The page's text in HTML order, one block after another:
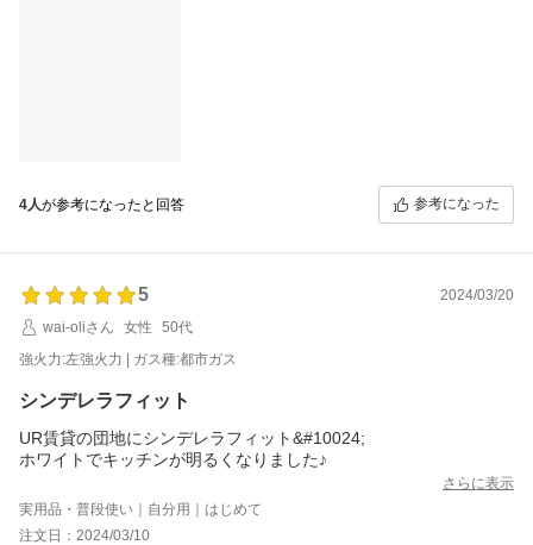
4人が参考になったと回答 参考になった
5
2024/03/20
wai-oliさん
女性
50代
強火力:左強火力 | ガス種:都市ガス
シンデレラフィット
UR賃貸の団地にシンデレラフィット&#10024;
ホワイトでキッチンが明るくなりました♪
さらに表示
実用品・普段使い｜自分用｜はじめて
注文日：2024/03/10